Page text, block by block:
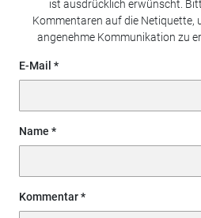
ist ausdrücklich erwünscht.
Kommentaren auf die Netiquette,
angenehme Kommunikation zu
E-Mail
Name
Kommentar